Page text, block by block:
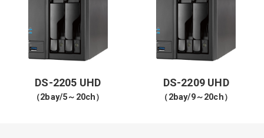
DS-2205 UHD
（2bay/5～20ch）
DS-2209 UHD
（2bay/9～20ch）